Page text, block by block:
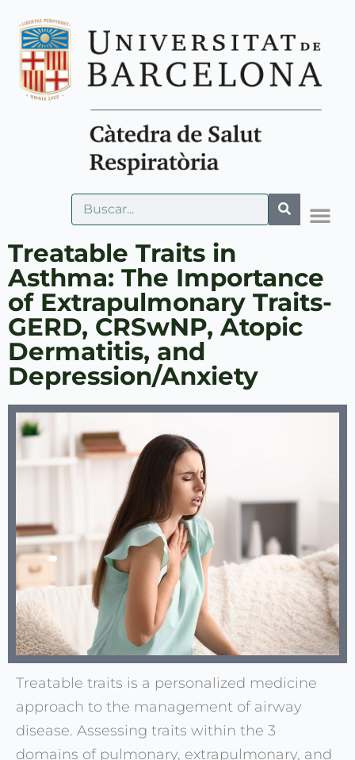
Treatable Traits in
Asthma: The Importance
of Extrapulmonary Traits-
GERD, CRSwNP, Atopic
Dermatitis, and
Depression/Anxiety
Treatable traits is a personalized medicine
approach to the management of airway
disease. Assessing traits within the 3
domains of pulmonary, extrapulmonary, and